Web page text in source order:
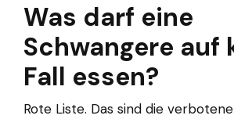
Was darf eine
Schwangere auf
Fall essen?
Rote Liste. Das sind die